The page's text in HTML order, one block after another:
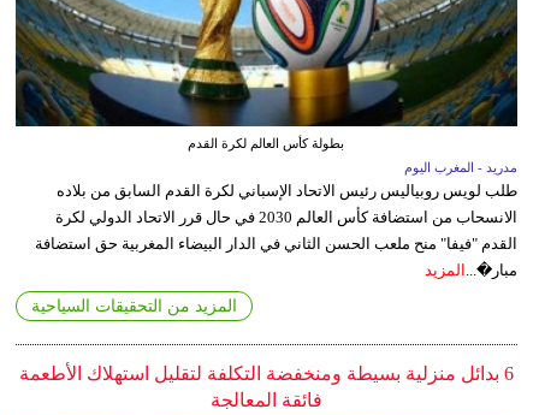
بطولة كأس العالم لكرة القدم
مدريد - المغرب اليوم
طلب لويس روبياليس رئيس الاتحاد الإسباني لكرة القدم السابق من بلاده
الانسحاب من استضافة كأس العالم 2030 في حال قرر الاتحاد الدولي لكرة
القدم "فيفا" منح ملعب الحسن الثاني في الدار البيضاء المغربية حق استضافة
مبار�... المزيد
المزيد من التحقيقات السياحية
6 بدائل منزلية بسيطة ومنخفضة التكلفة لتقليل استهلاك الأطعمة
فائقة المعالجة